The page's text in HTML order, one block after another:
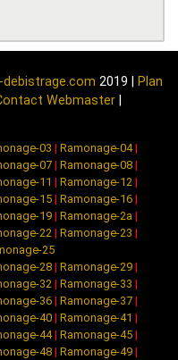
2019 |
Plan
Webmaster|
03 | Ramonage-04|
07| Ramonage-08|
11 | Ramonage-12|
15| Ramonage-16|
19| Ramonage-2a |
22 | Ramonage-23 |
25
28| Ramonage-29|
32| Ramonage-33 |
36| Ramonage-37|
40| Ramonage-41 |
44| Ramonage-45|
48| Ramonage-49|